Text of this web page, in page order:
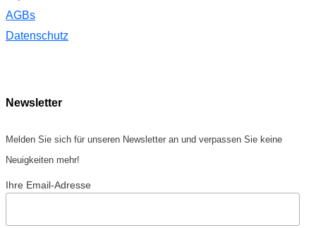
AGBs
Datenschutz
Newsletter
Melden Sie sich für unseren Newsletter an und verpassen Sie keine
Neuigkeiten mehr!
Ihre Email-Adresse